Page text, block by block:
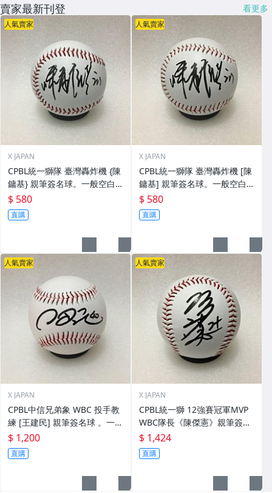
賣家最新刊登 看更多
人氣賣家
X JAPAN
CPBL統一獅隊 臺灣轟炸機 {陳
鏞基} 親筆簽名球。一般空白
簽名棒球上.1
$ 580
直購
人氣賣家
X JAPAN
CPBL統一獅隊 臺灣轟炸機 [陳
鏞基] 親筆簽名球。一般空白
簽名棒球上.0
$ 580
直購
人氣賣家
X JAPAN
CPBL中信兄弟象 WBC 投手教
練 [王建民] 親筆簽名球 。一般
空白簽名棒球上.1
$ 1,200
直購
人氣賣家
X JAPAN
CPBL統一獅 12強賽冠軍MVP
WBC隊長《陳傑憲》親筆簽名
球。一般空白簽名棒球上.1
$ 1,424
直購